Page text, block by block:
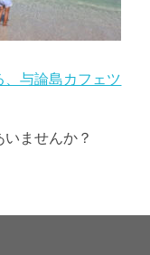
与論島カフェツ
ませんか？